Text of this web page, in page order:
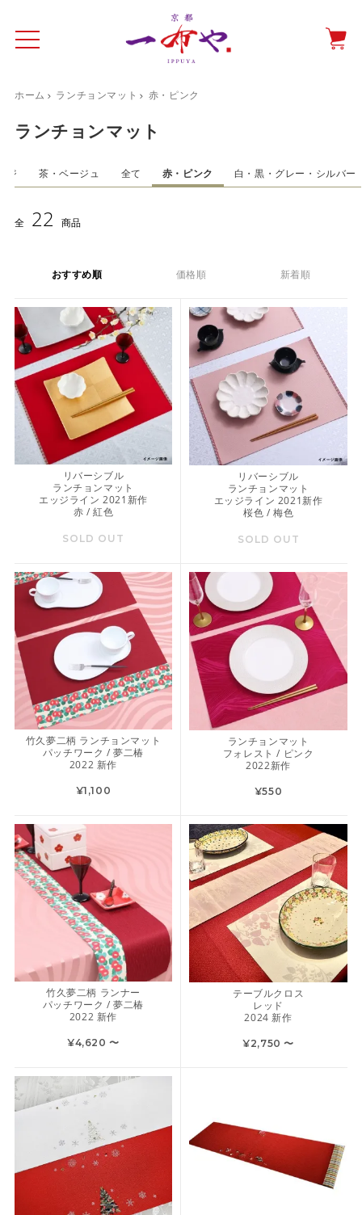
ド 一布やについて 商品をみる 特集ページ
光田愛のテーブルコーディネート
ホーム ランチョンマット 赤・ピンク
ランチョンマット
ジ 茶・ベージュ 全て 赤・ピンク 白・黒・グレー・シルバー
全 22 商品
おすすめ順 価格順 新着順
リバーシブル
ランチョンマット
エッジライン 2021新作
赤 / 紅色
SOLD OUT
リバーシブル
ランチョンマット
エッジライン 2021新作
桜色 / 梅色
SOLD OUT
竹久夢二柄 ランチョンマット
パッチワーク / 夢二椿
2022 新作
¥1,100
ランチョンマット
フォレスト / ピンク
2022新作
¥550
竹久夢二柄 ランナー
パッチワーク / 夢二椿
2022 新作
¥4,620 〜
テーブルクロス
レッド
2024 新作
¥2,750 〜